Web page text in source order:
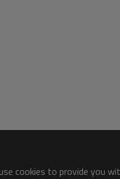
cookies to provide you